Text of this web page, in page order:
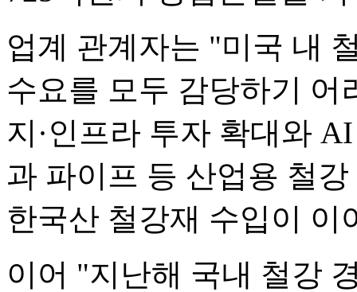
업계 관계자는 "미국 내
수요를 모두 감당하기
지·인프라 투자 확대와
과 파이프 등 산업용 철
한국산 철강재 수입이 이
이어 "지난해 국내 철강